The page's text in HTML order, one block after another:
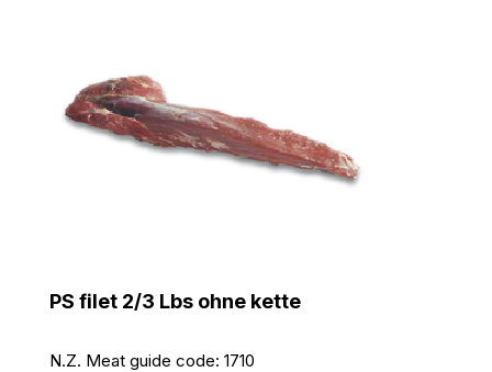
PS filet 2/3 Lbs ohne kette
N.Z. Meat guide code: 1710